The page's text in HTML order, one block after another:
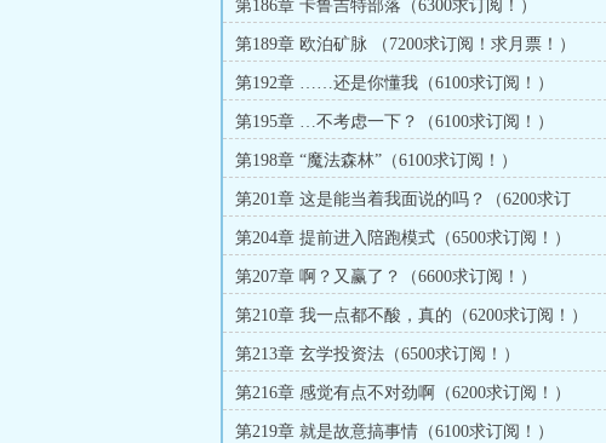
第186章 卡鲁吉特部落（6300求订阅！）
第189章 欧泊矿脉 （7200求订阅！求月票！）
第192章 ……还是你懂我（6100求订阅！）
第195章 …不考虑一下？（6100求订阅！）
第198章 “魔法森林”（6100求订阅！）
第201章 这是能当着我面说的吗？（6200求订
阅！）
第204章 提前进入陪跑模式（6500求订阅！）
第207章 啊？又赢了？（6600求订阅！）
第210章 我一点都不酸，真的（6200求订阅！）
第213章 玄学投资法（6500求订阅！）
第216章 感觉有点不对劲啊（6200求订阅！）
第219章 就是故意搞事情（6100求订阅！）